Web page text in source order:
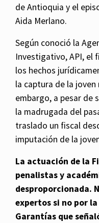
de Antioquia y el
Aida Merlano.
Según conoció la
Investigativo, API, el
los hechos
la captura de la
embargo, a pesar de
la madrugada del
traslado un fiscal
imputación de la
La actuación de la
penalistas y
desproporcionada.
expertos si no por
Garantías que